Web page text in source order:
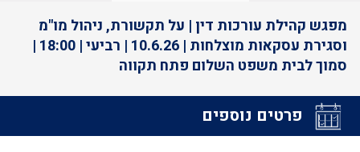
מפגש קהילת עורכות דין | על תקשורת, ניהול מו"מ
וסגירת עסקאות מוצלחות | 10.6.26 | רביעי | 18:00 |
סמוך לבית משפט השלום פתח תקווה
פרטים נוספים